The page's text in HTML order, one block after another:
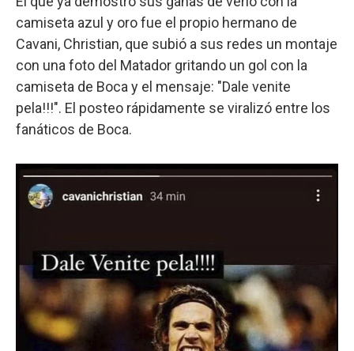
camiseta azul y oro fue el propio hermano de
Cavani, Christian, que subió a sus redes un montaje
con una foto del Matador gritando un gol con la
camiseta de Boca y el mensaje: "Dale venite
pela!!!". El posteo rápidamente se viralizó entre los
fanáticos de Boca.